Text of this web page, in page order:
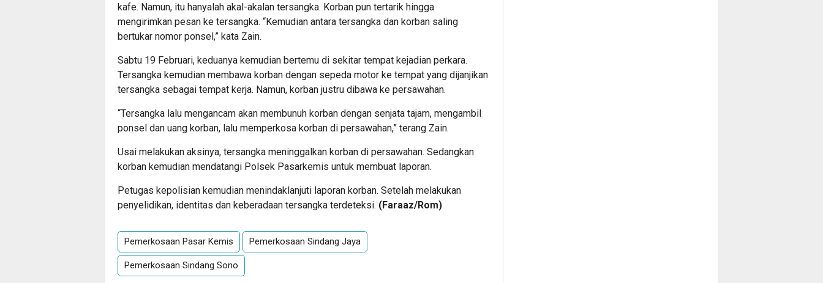
kafe. Namun, itu hanyalah akal-akalan tersangka. Korban pun tertarik hingga
mengirimkan pesan ke tersangka. “Kemudian antara tersangka dan korban saling
bertukar nomor ponsel,” kata Zain.
Sabtu 19 Februari, keduanya kemudian bertemu di sekitar tempat kejadian perkara.
Tersangka kemudian membawa korban dengan sepeda motor ke tempat yang dijanjikan
tersangka sebagai tempat kerja. Namun, korban justru dibawa ke persawahan.
“Tersangka lalu mengancam akan membunuh korban dengan senjata tajam, mengambil
ponsel dan uang korban, lalu memperkosa korban di persawahan,” terang Zain.
Usai melakukan aksinya, tersangka meninggalkan korban di persawahan. Sedangkan
korban kemudian mendatangi Polsek Pasarkemis untuk membuat laporan.
Petugas kepolisian kemudian menindaklanjuti laporan korban. Setelah melakukan
penyelidikan, identitas dan keberadaan tersangka terdeteksi. (Faraaz/Rom)
Pemerkosaan Pasar Kemis Pemerkosaan Sindang Jaya
Pemerkosaan Sindang Sono